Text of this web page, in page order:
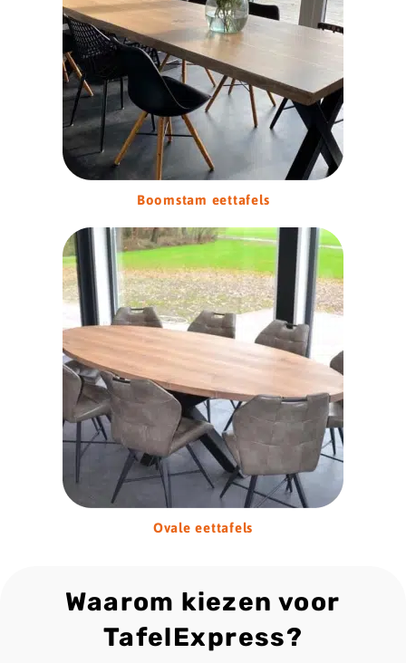
Boomstam eettafels
Ovale eettafels
Waarom kiezen voor
TafelExpress?